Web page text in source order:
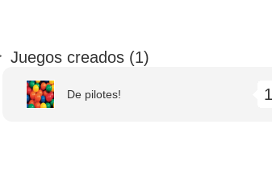
Juegos creados (1)
De pilotes!